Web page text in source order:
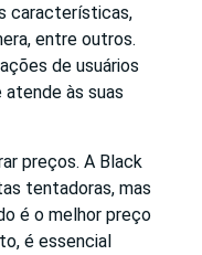
características,
entre outros.
de usuários
às suas
preços. A Black
tentadoras, mas
é o melhor preço
é essencial